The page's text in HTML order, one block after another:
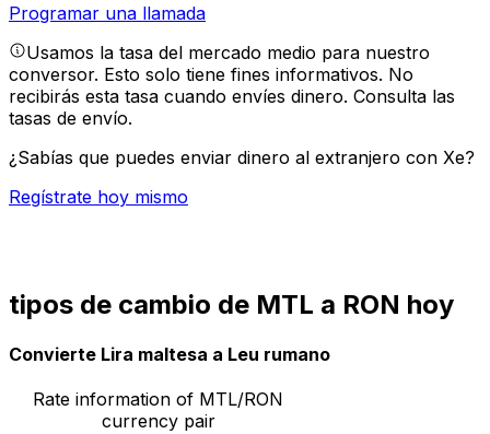
Programar una llamada
Usamos la tasa del mercado medio para nuestro
conversor. Esto solo tiene fines informativos. No
recibirás esta tasa cuando envíes dinero. Consulta las
tasas de envío.
¿Sabías que puedes enviar dinero al extranjero con Xe?
Regístrate hoy mismo
tipos de cambio de MTL a RON hoy
Convierte Lira maltesa a Leu rumano
Rate information of MTL/RON
currency pair